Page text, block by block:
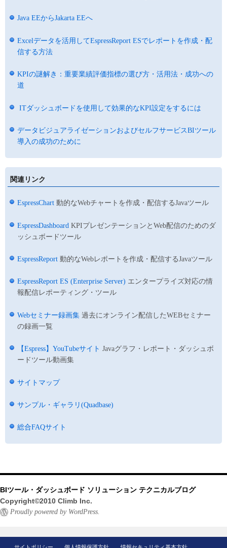
Java EEからJakarta EEへ
Excelデータを活用してEspressReport ESでレポートを作成・配
信する方法
KPIの謎解き：重要業績評価指標の選び方・活用法・成功への
道
ITダッシュボードを使用して効果的なKPI設定をするには
データビジュアライゼーションおよびセルフサービスBIツール
導入の成功のために
関連リンク
EspressChart 動的なWebチャートを作成・配信するJavaツール
EspressDashboard KPIプレゼンテーションとWeb配信のためのダ
ッシュボードツール
EspressReport 動的なWebレポートを作成・配信するJavaツール
EspressReport ES (Enterprise Server) エンタープライズ対応の情
報配信レポーティング・ツール
Webセミナー録画集 過去にオンライン配信したWEBセミナー
の録画一覧
【Espress】YouTubeサイト Javaグラフ・レポート・ダッシュボ
ードツール動画集
サイトマップ
サンプル・ギャラリ(Quadbase)
総合FAQサイト
BIツール・ダッシュボード ソリューション テクニカルブログ
Copyright©2010 Climb Inc.
Proudly powered by WordPress.